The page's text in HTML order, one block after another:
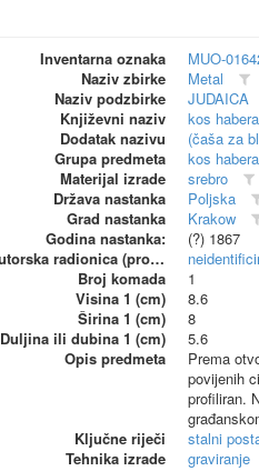
Inventarna oznaka
MUO-
Naziv zbirke
Metal
Naziv podzbirke
JUDAICA
Književni naziv
kos
Dodatak nazivu
(čaša za
Grupa predmeta
kos
Materijal izrade
srebro
Država nastanka
Poljska
Grad nastanka
Krakow
Godina nastanka:
(?) 1867
Autorska radionica (proizvođač)
Broj komada
1
Visina 1 (cm)
8.6
Širina 1 (cm)
8
Duljina ili dubina 1 (cm)
5.6
Opis predmeta
Prema
povijenih
profiliran.
Ključne riječi
stalni
Tehnika izrade
graviranje